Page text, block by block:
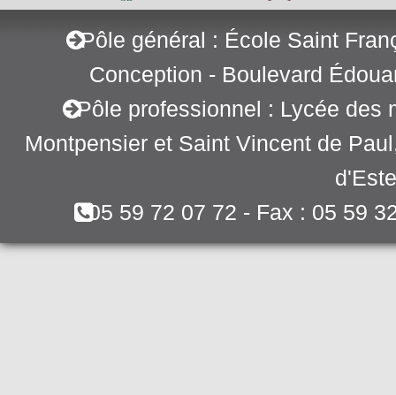
Pôle général : École Saint
Conception - Boulevard
Pôle professionnel : Lycée des
Montpensier et Saint Vincent de
05 59 72 07 72 - Fax : 05 59